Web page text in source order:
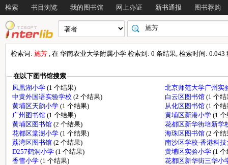
检索 书目浏览 我的图书馆 网上办证 新书通报 图书荐购
检索词: 施芳 , 在 华南农业大学附属小学 检索到: 0 条结果, 检索时间: 0.043
在以下图书馆搜索
凤凰湖小学 (1 个结果)
北京师范大学广州实
中黄外国语实验学校 (2 个结果) 白云区图书馆 (1 个结
黄埔区天韵小学 (1 个结果) 从化区图书馆 (1 个结
广州图书馆 (1 个结果) 黄埔区新港小学 (1
黄埔区图书馆 (2 个结果)
花都区新华街培新学
花都区棠澍小学 (1 个结果) 海珠区图书馆 (2 个结
荔湾区图书馆 (2 个结果)
南沙区学校·香港科
D257鹤洞小学 (1 个结果) 黄埔区实验小学 (1
香雪小学 (1 个结果)
花都区新华街三华小